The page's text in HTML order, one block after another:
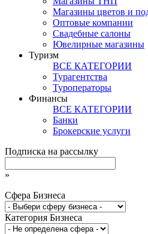
Магазины цветов и
Оптовые компании
Свадебные салоны
Ювелирные магазины
Туризм
ВСЕ КАТЕГОРИИ
Турагентства
Туроператоры
Финансы
ВСЕ КАТЕГОРИИ
Банки
Брокерские услуги
Подписка на рассылку
»
Сфера Бизнеса
Категория Бизнеса